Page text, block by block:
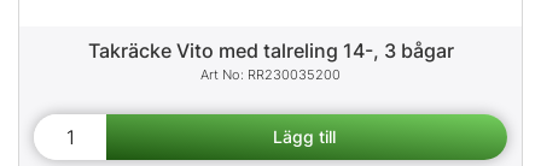
Takräcke Vito med talreling 14-, 3 bågar
RR230035200